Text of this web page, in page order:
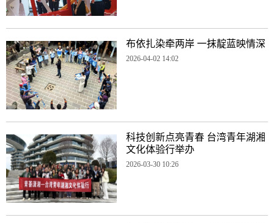
布依扎染牵两岸 一抹靛蓝映情深
2026-04-02 14:02
科技创新点亮青春 台湾青年湖湘
文化体验行举办
2026-03-30 10:26